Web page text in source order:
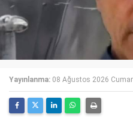
Yayınlanma: 08 Ağustos 2026